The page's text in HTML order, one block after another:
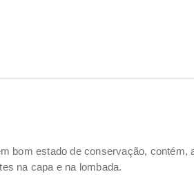
bom estado de conservação, contém,
na capa e na lombada.